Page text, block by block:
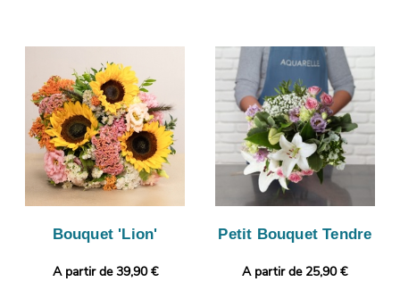
Bouquet 'Lion'
A partir de 39,90 €
Petit Bouquet Tendre
A partir de 25,90 €